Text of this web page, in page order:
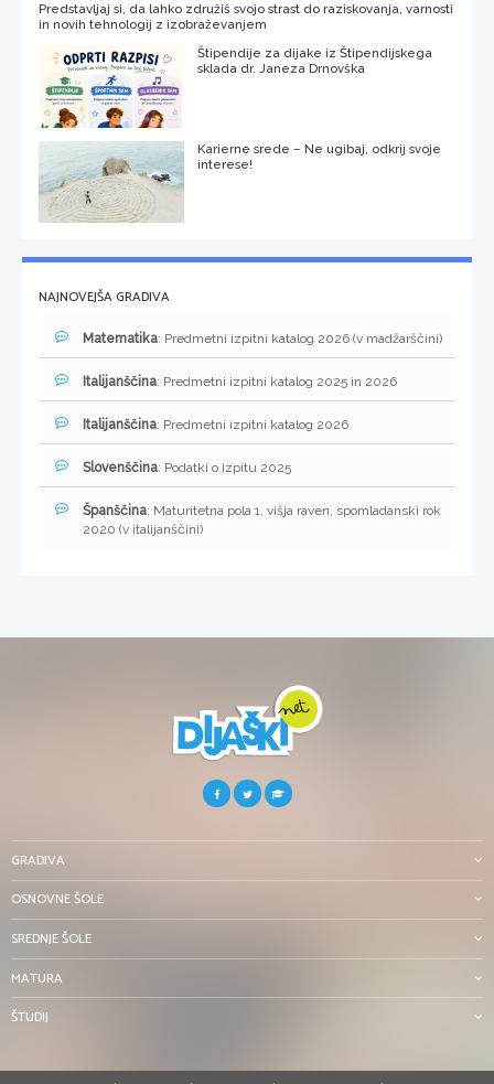
Predstavljaj si, da lahko združiš svojo strast do raziskovanja, varnosti
in novih tehnologij z izobraževanjem
Štipendije za dijake iz Štipendijskega
sklada dr. Janeza Drnovška
Karierne srede – Ne ugibaj, odkrij svoje
interese!
NAJNOVEJŠA GRADIVA
Matematika: Predmetni izpitni katalog 2026 (v madžarščini)
Italijanščina: Predmetni izpitni katalog 2025 in 2026
Italijanščina: Predmetni izpitni katalog 2026
Slovenščina: Podatki o izpitu 2025
Španščina: Maturitetna pola 1, višja raven, spomladanski rok
2020 (v italijanščini)
GRADIVA
OSNOVNE ŠOLE
SREDNJE ŠOLE
MATURA
ŠTUDIJ